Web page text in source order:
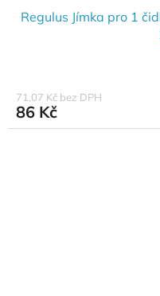
Regulus Jímka pro 1
71,07 Kč bez DPH
86 Kč